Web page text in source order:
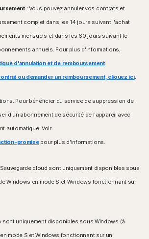
requise. Mode multi-utilisateur non pris
ou version ultérieure. Installation de l'app
iOS
précédentes d'Apple® iOS.
iOS
exécutant la version actuelle ou les
précédentes d'Apple® iOS.
tvOS.
Fire TV fonctionnant sous Fire OS 8
navigateur
: Vous pouvez annuler vos contrats et
complet dans les 14 jours suivant l'achat
mensuels et dans les 60 jours suivant le
annuels. Pour plus d'informations,
d'annulation et de remboursement.
ou demander un remboursement, cliquez ici.
Pour bénéficier du service de suppression de
d'un abonnement de sécurité de l'appareil avec
automatique. Voir
promisepour plus d'informations.
cloud sont uniquement disponibles sous
Windows en mode S et Windows fonctionnant sur
sont uniquement disponibles sous Windows (à
mode S et Windows fonctionnant sur un